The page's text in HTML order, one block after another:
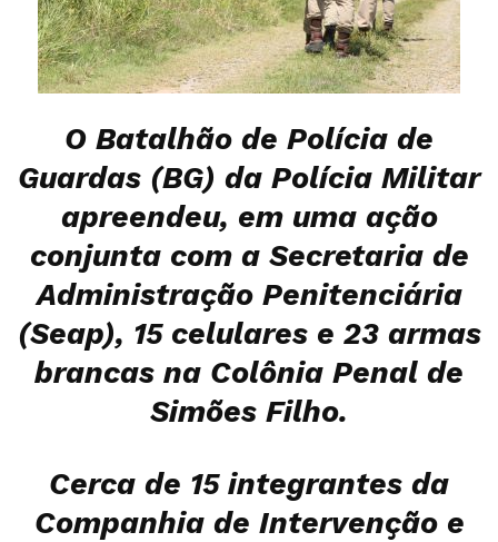
O Batalhão de Polícia de
Guardas (BG) da Polícia Militar
apreendeu, em uma ação
conjunta com a Secretaria de
Administração Penitenciária
(Seap), 15 celulares e 23 armas
brancas na Colônia Penal de
Simões Filho.
Cerca de 15 integrantes da
Companhia de Intervenção e